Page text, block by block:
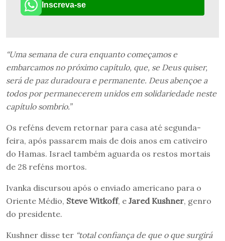
Inscreva-se
“Uma semana de cura enquanto começamos e
embarcamos no próximo capítulo, que, se Deus quiser,
será de paz duradoura e permanente. Deus abençoe a
todos por permanecerem unidos em solidariedade neste
capítulo sombrio.”
Os reféns devem retornar para casa até segunda-
feira, após passarem mais de dois anos em cativeiro
do Hamas. Israel também aguarda os restos mortais
de 28 reféns mortos.
Ivanka discursou após o enviado americano para o
Oriente Médio, Steve Witkoff, e Jared Kushner, genro
do presidente.
Kushner disse ter “total confiança de que o que surgirá